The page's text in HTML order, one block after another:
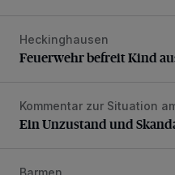
Feuerwehr befreit Kind
Heckinghausen
Feuerwehr befreit Kind
Ein Unzustand und
Kommentar zur Situation
Ein Unzustand und
Barmen